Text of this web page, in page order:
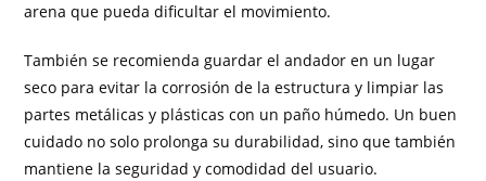
arena que pueda dificultar el movimiento.
También se recomienda guardar el andador en un lugar
seco para evitar la corrosión de la estructura y limpiar las
partes metálicas y plásticas con un paño húmedo. Un buen
cuidado no solo prolonga su durabilidad, sino que también
mantiene la seguridad y comodidad del usuario.